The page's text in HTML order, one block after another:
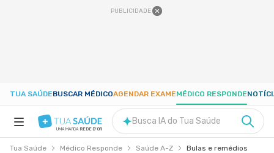
PUBLICIDADE
TUA SAÚDEBUSCAR MÉDICOAGENDAR EXAMEMÉDICO RESPONDE
UMA MARCA REDE D'OR
Busca IA do Tua Saúde
Tua Saúde Médico Responde Saúde A-Z Bulas e remédios